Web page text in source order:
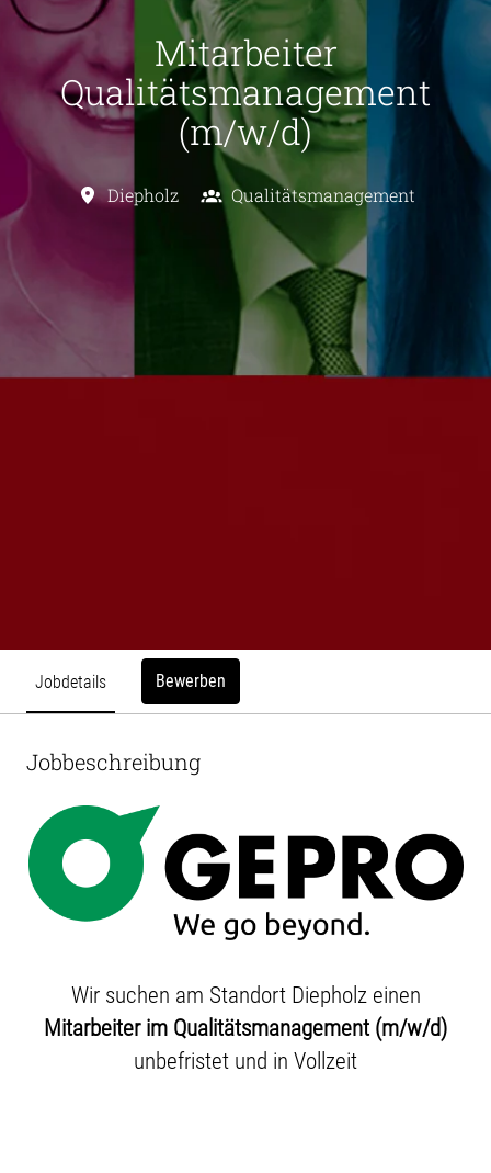
Mitarbeiter
Qualitätsmanagement
(m/w/d)
Diepholz Qualitätsmanagement
Jobdetails Bewerben
Jobbeschreibung
Wir suchen am Standort Diepholz einen
Mitarbeiter im Qualitätsmanagement (m/w/d)
unbefristet und in Vollzeit